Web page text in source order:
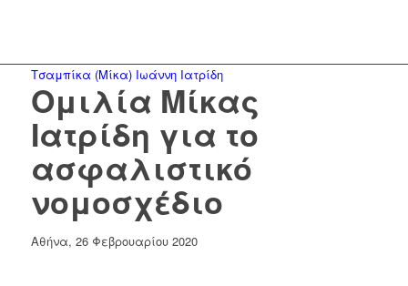
Τσαμπίκα (Μίκα) Ιωάννη Ιατρίδη
Ομιλία Μίκας
Ιατρίδη για το
ασφαλιστικό
νομοσχέδιο
Αθήνα, 26 Φεβρουαρίου 2020